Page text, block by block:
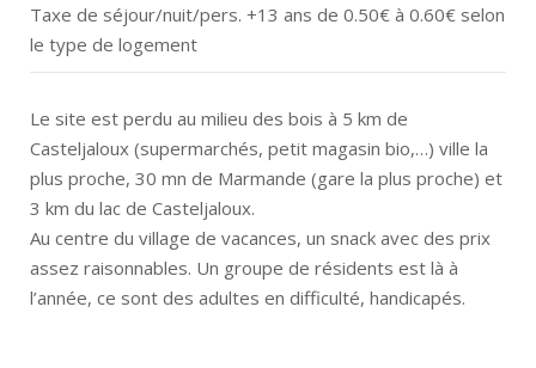
Taxe de séjour/nuit/pers. +13 ans de 0.50€ à 0.60€ selon
le type de logement
Le site est perdu au milieu des bois à 5 km de
Casteljaloux (supermarchés, petit magasin bio,…) ville la
plus proche, 30 mn de Marmande (gare la plus proche) et
3 km du lac de Casteljaloux.
Au centre du village de vacances, un snack avec des prix
assez raisonnables. Un groupe de résidents est là à
l’année, ce sont des adultes en difficulté, handicapés.